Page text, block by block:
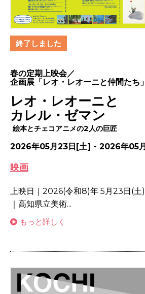
終了しました
春の定期上映会／
企画展「レオ・レオーニと仲間たち
レオ・レオーニと
カレル・ゼマン
絵本とチェコアニメの2人の巨匠
2026年05月23日[土] - 2026年05
映画
上映日｜2026(令和8)年 5月23日(
｜高知県立美術...
もっと詳しく